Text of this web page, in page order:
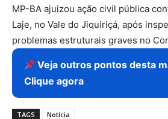
MP-BA ajuizou ação civil pública
Laje, no Vale do Jiquiriçá, após
problemas estruturais graves no
Veja outros pontos desta
Clique agora
TAGS Notícia